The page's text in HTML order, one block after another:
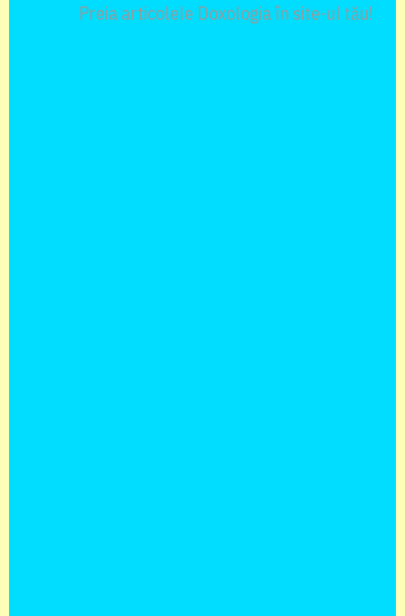
Preia articolele Doxologia în site-ul tău!